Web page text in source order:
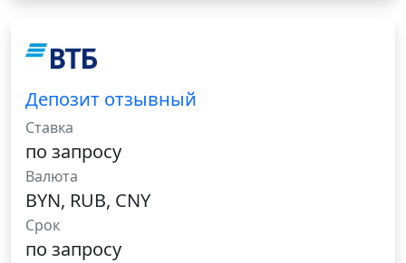
Депозит отзывный
Ставка
по запросу
Валюта
BYN, RUB, CNY
Срок
по запросу